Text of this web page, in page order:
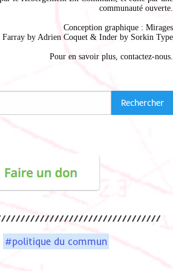
communauté ouverte.
Conception graphique : Mirages
Farray by Adrien Coquet & Inder by Sorkin Type
Pour en savoir plus, contactez-nous
#politique du commun